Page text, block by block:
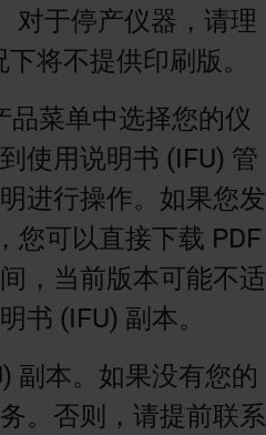
对于停产仪器，请理
将不提供印刷版。
菜单中选择您的仪
使用说明书 (IFU) 管
进行操作。如果您发
您可以直接下载 PDF
，当前版本可能不适
书 (IFU) 副本。
副本。如果没有您的
。否则，请提前联系